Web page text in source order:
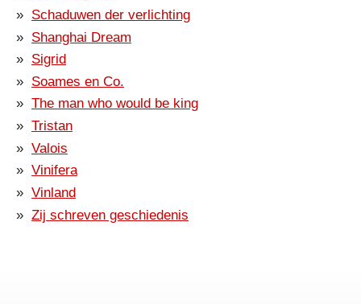
Schaduwen der verlichting
Shanghai Dream
Sigrid
Soames en Co.
The man who would be king
Tristan
Valois
Vinifera
Vinland
Zij schreven geschiedenis